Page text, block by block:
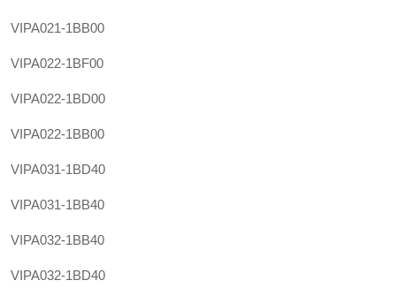
VIPA021-1BB00
VIPA022-1BF00
VIPA022-1BD00
VIPA022-1BB00
VIPA031-1BD40
VIPA031-1BB40
VIPA032-1BB40
VIPA032-1BD40